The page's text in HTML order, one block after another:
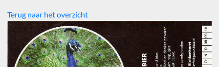
Terug naar het overzicht